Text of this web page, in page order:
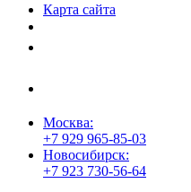
Карта сайта
Москва:
+7 929 965-85-03
Новосибирск:
+7 923 730-56-64